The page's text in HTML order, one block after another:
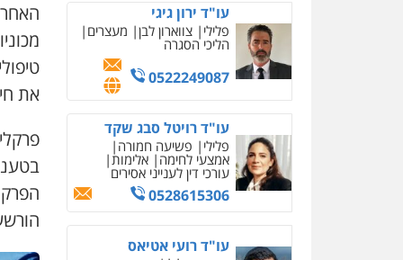
עו"ד ירון גיגי
פלילי צווארון לבן מעצרים
הליכי הסגרה
0522249087
עו"ד רויטל סבג שקד
פלילי פשיעה חמורה
אמצעי לחימה אלימות
עורכי דין לענייני אסירים
0528615306
עו"ד רועי אטיאס
את